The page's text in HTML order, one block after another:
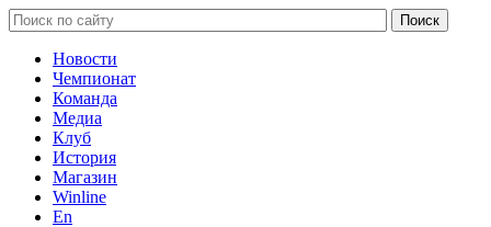
Новости
Чемпионат
Команда
Медиа
Клуб
История
Магазин
Winline
En